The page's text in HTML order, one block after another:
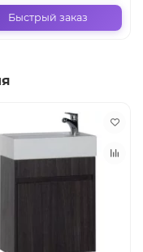
Быстрый заказ